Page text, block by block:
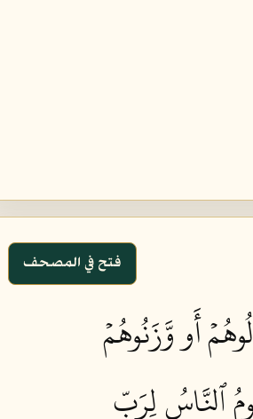
فتح في المصحف
أَو وَّزَنُوهُمۡ
ٱلنَّاسُ لِرَبِّ